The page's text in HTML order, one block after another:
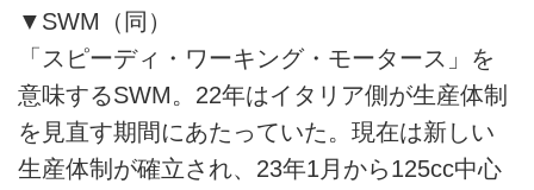
▼SWM（同）
「スピーディ・ワーキング・モータース」を
意味するSWM。22年はイタリア側が生産体制
を見直す期間にあたっていた。現在は新しい
生産体制が確立され、23年1月から125cc中心